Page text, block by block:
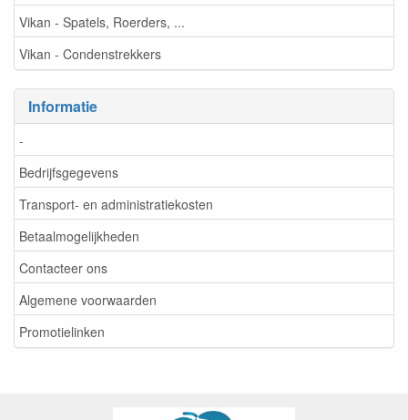
Vikan - Spatels, Roerders, ...
Vikan - Condenstrekkers
Informatie
-
Bedrijfsgegevens
Transport- en administratiekosten
Betaalmogelijkheden
Contacteer ons
Algemene voorwaarden
Promotielinken